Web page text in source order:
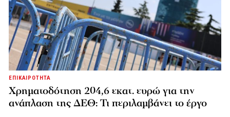
ΕΠΙΚΑΙΡΟΤΗΤΑ
Χρηματοδότηση 204,6 εκατ. ευρώ για την
ανάπλαση της ΔΕΘ: Τι περιλαμβάνει το έργο